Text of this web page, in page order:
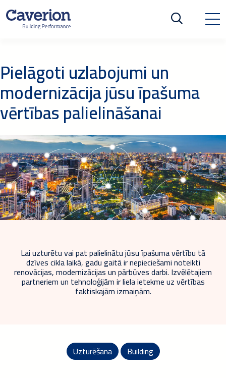
Pielāgoti uzlabojumi un
modernizācija jūsu īpašuma
vērtības palielināšanai
Lai uzturētu vai pat palielinātu jūsu īpašuma vērtību tā
dzīves cikla laikā, gadu gaitā ir nepieciešami noteikti
renovācijas, modernizācijas un pārbūves darbi. Izvēlētajiem
partneriem un tehnoloģijām ir liela ietekme uz vērtības
faktiskajām izmaiņām.
Uzturēšana Building